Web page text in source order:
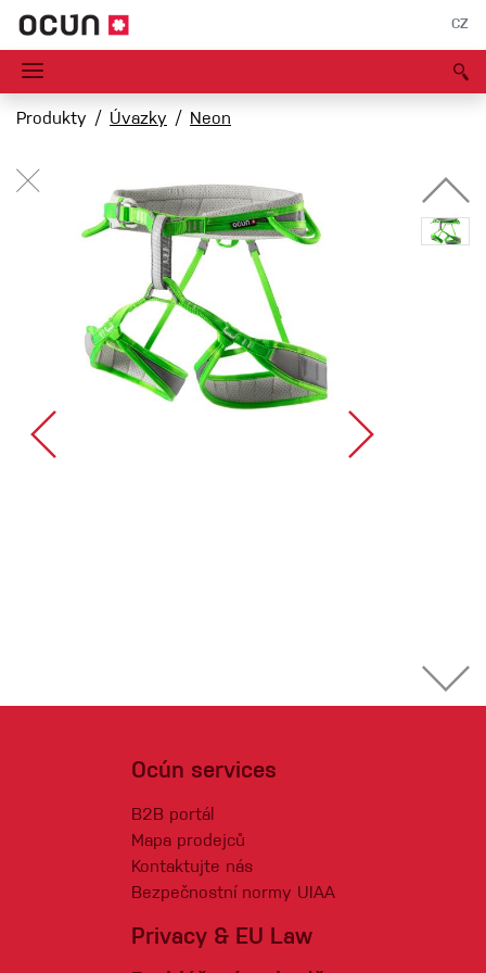
CZ
Produkty Úvazky Neon
Ocún services
B2B portál
Mapa prodejců
Kontaktujte nás
Bezpečnostní normy UIAA
Privacy & EU Law